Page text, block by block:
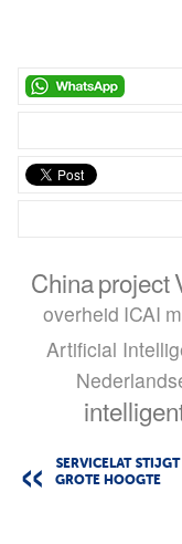
Chinaproject
overheid ICAI
Artificial
SERVICELAT STIJGT
GROTE HOOGTE